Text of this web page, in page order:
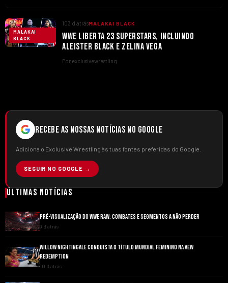
MALAKAI
BLACK
103 d atrásMALAKAI BLACK
WWE LIBERTA 23 SUPERSTARS, INCLUINDO
ALEISTER BLACK E ZELINA VEGA
Por exclusivewrestling
RECEBE AS NOSSAS NOTÍCIAS NO GOOGLE
Adiciona o Exclusive Wrestling às tuas fontes preferidas do Google.
SEGUIR NO GOOGLE →
Últimas Notícias
PRÉ-VISUALIZAÇÃO DO WWE RAW: COMBATES E SEGMENTOS A NÃO PERDER
9 d atrás
WILLOW NIGHTINGALE CONQUISTA O TÍTULO MUNDIAL FEMININO NA AEW
REDEMPTION
10 d atrás